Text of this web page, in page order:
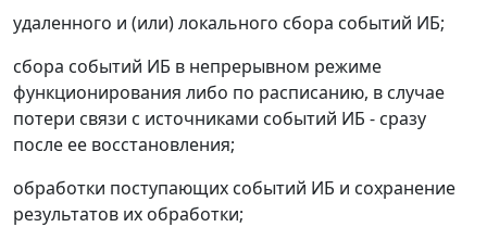
удаленного и (или) локального сбора событий ИБ;
сбора событий ИБ в непрерывном режиме
функционирования либо по расписанию, в случае
потери связи с источниками событий ИБ - сразу
после ее восстановления;
обработки поступающих событий ИБ и сохранение
результатов их обработки;